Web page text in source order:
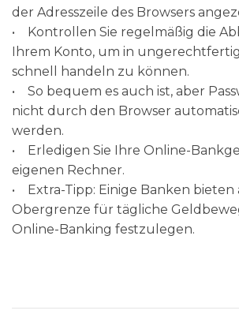
der Adresszeile des Browsers
• Kontrollen Sie regelmäßig die
Ihrem Konto, um in
schnell handeln zu können.
• So bequem es auch ist, aber
nicht durch den Browser
werden.
• Erledigen Sie Ihre Online-
eigenen Rechner.
• Extra-Tipp: Einige Banken bieten
Obergrenze für tägliche
Online-Banking festzulegen.